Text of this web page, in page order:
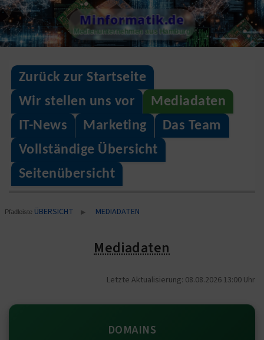
Skip
to
content
Minformatik.de
Medienunternehmen aus Hamburg
Zurück zur Startseite
Wir stellen uns vor
Mediadaten
IT-News
Marketing
Das Team
Vollständige Übersicht
Seitenübersicht
Pfadleiste ÜBERSICHT ▶ MEDIADATEN
Mediadaten
Letzte Aktualisierung: 08.08.2026 13:00 Uhr
DOMAINS